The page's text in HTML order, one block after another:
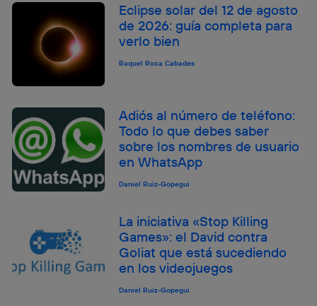
Eclipse solar del 12 de agosto
de 2026: guía completa para
verlo bien
Raquel Roca Cabades
Adiós al número de teléfono:
Todo lo que debes saber
sobre los nombres de usuario
en WhatsApp
Daniel Ruiz-Gopegui
La iniciativa «Stop Killing
Games»: el David contra
Goliat que está sucediendo
en los videojuegos
Daniel Ruiz-Gopegui